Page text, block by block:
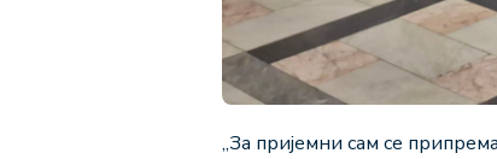
„За пријемни сам се